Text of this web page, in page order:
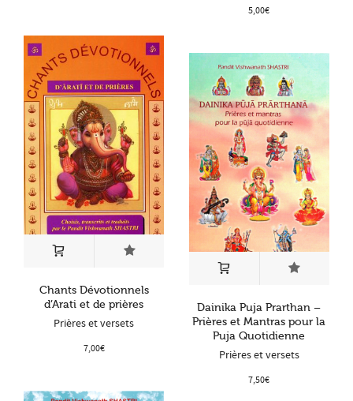
5,00€
Chants Dévotionnels
d’Arati et de prières
Prières et versets
7,00€
Dainika Puja Prarthan –
Prières et Mantras pour la
Puja Quotidienne
Prières et versets
7,50€